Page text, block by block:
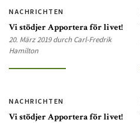
NACHRICHTEN
Vi stödjer Apportera för livet!
20. März 2019 durch Carl-Fredrik
Hamilton
NACHRICHTEN
Vi stödjer Apportera för livet!